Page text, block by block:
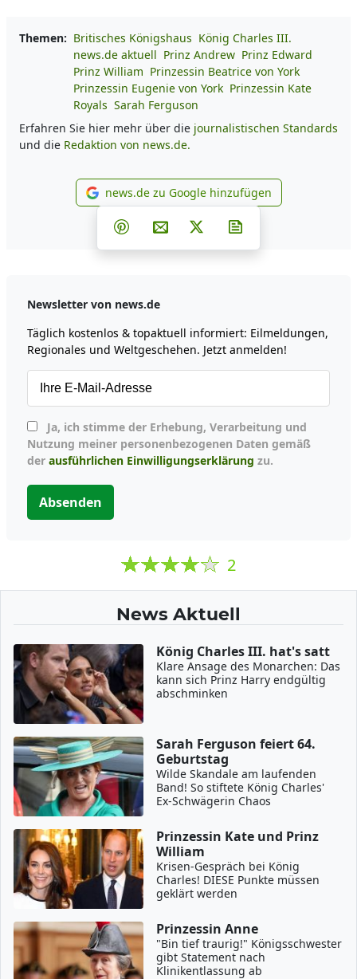
Themen: Britisches Königshaus König Charles III.
news.de aktuell Prinz Andrew Prinz Edward
Prinz William Prinzessin Beatrice von York
Prinzessin Eugenie von York Prinzessin Kate
Royals Sarah Ferguson
Erfahren Sie hier mehr über die journalistischen Standards
und die Redaktion von news.de.
news.de zu Google
news.de zu Google hinzufügen
Teilen auf Facebook
Teilen auf Whatsapp
Teilen auf Telegram
Teilen auf Pinterest
Per E-Mail teilen
Post auf X
Newsletter von news.de
Täglich kostenlos & topaktuell informiert: Eilmeldungen,
Regionales und Weltgeschehen. Jetzt anmelden!
Nutzung meiner personenbezogenen Daten gemäß
der ausführlichen Einwilligungserklärung zu.
Absenden
2
News Aktuell
König Charles III. hat's satt
Klare Ansage des Monarchen: Das
kann sich Prinz Harry endgültig
abschminken
Sarah Ferguson feiert 64.
Geburtstag
Wilde Skandale am laufenden
Band! So stiftete König Charles'
Ex-Schwägerin Chaos
Prinzessin Kate und Prinz
William
Krisen-Gespräch bei König
Charles! DIESE Punkte müssen
geklärt werden
Prinzessin Anne
"Bin tief traurig!" Königsschwester
gibt Statement nach
Klinikentlassung ab